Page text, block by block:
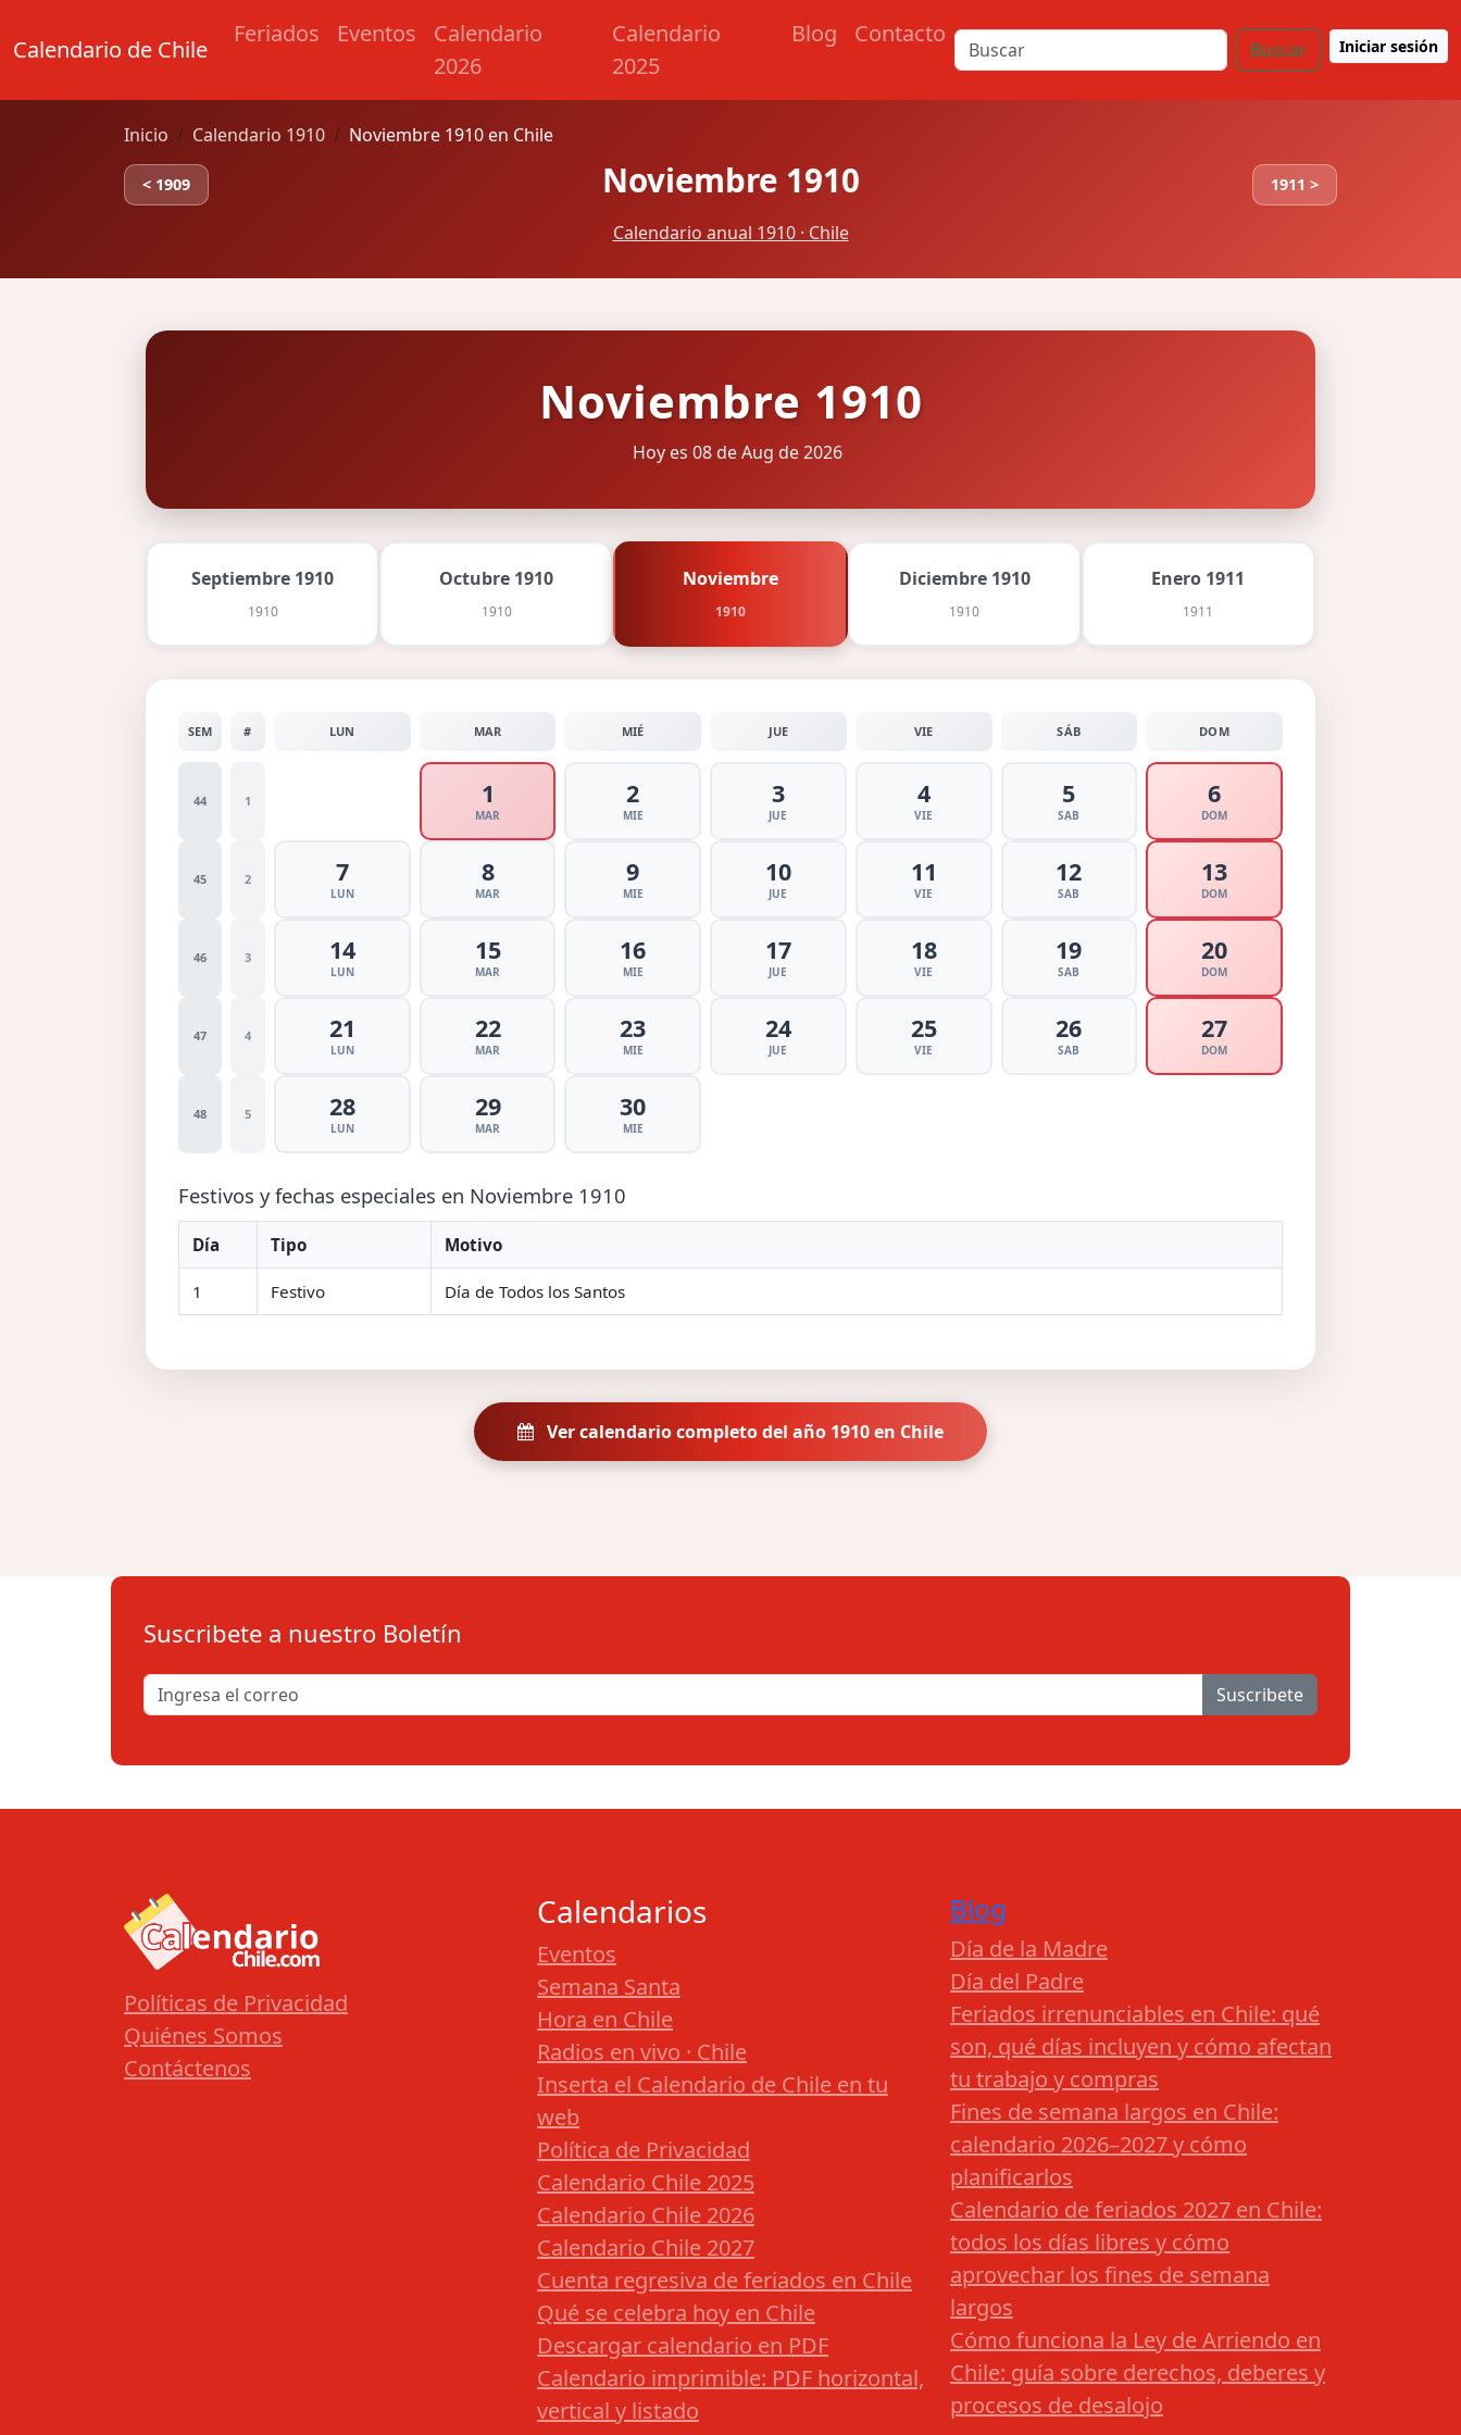
Calendario de Chile
Feriados Eventos
Calendario
2026
Calendario
2025
Blog Contacto
Buscar Iniciar sesión
Inicio Calendario 1910 Noviembre 1910 en Chile
< 1909 Noviembre 1910 1911 >
Calendario anual 1910 · Chile
Noviembre 1910
Hoy es 08 de Aug de 2026
Septiembre 1910
1910
Octubre 1910
1910
Noviembre
1910
Diciembre 1910
1910
Enero 1911
1911
SEM # LUN MAR MIÉ JUE VIE SÁB DOM
44 1 1
MAR
2
MIE
3
JUE
4
VIE
5
SAB
6
DOM
45 2 7
LUN
8
MAR
9
MIE
10
JUE
11
VIE
12
SAB
13
DOM
46 3 14
LUN
15
MAR
16
MIE
17
JUE
18
VIE
19
SAB
20
DOM
47 4 21
LUN
22
MAR
23
MIE
24
JUE
25
VIE
26
SAB
27
DOM
48 5 28
LUN
29
MAR
30
MIE
Festivos y fechas especiales en Noviembre 1910
Día Tipo Motivo
1 Festivo Día de Todos los Santos
Ver calendario completo del año 1910 en Chile
Suscribete a nuestro Boletín
Suscribete
Políticas de Privacidad
Quiénes Somos
Contáctenos
Calendarios
Eventos
Semana Santa
Hora en Chile
Radios en vivo · Chile
Inserta el Calendario de Chile en tu
web
Política de Privacidad
Calendario Chile 2025
Calendario Chile 2026
Calendario Chile 2027
Cuenta regresiva de feriados en Chile
Qué se celebra hoy en Chile
Descargar calendario en PDF
Calendario imprimible: PDF horizontal,
vertical y listado
Blog
Día de la Madre
Día del Padre
Feriados irrenunciables en Chile: qué
son, qué días incluyen y cómo afectan
tu trabajo y compras
Fines de semana largos en Chile:
calendario 2026–2027 y cómo
planificarlos
Calendario de feriados 2027 en Chile:
todos los días libres y cómo
aprovechar los fines de semana
largos
Cómo funciona la Ley de Arriendo en
Chile: guía sobre derechos, deberes y
procesos de desalojo